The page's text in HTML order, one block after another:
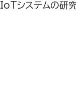
IoTシステムの研